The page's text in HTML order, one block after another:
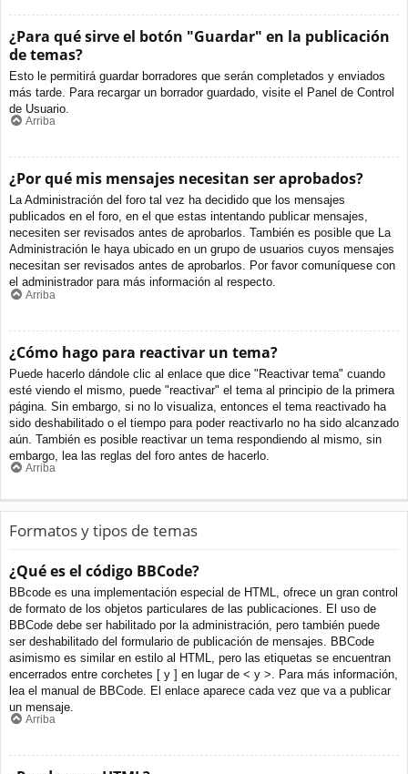
¿Para qué sirve el botón "Guardar" en la publicación
de temas?
Esto le permitirá guardar borradores que serán completados y enviados
más tarde. Para recargar un borrador guardado, visite el Panel de Control
de Usuario.
Arriba
¿Por qué mis mensajes necesitan ser aprobados?
La Administración del foro tal vez ha decidido que los mensajes
publicados en el foro, en el que estas intentando publicar mensajes,
necesiten ser revisados antes de aprobarlos. También es posible que La
Administración le haya ubicado en un grupo de usuarios cuyos mensajes
necesitan ser revisados antes de aprobarlos. Por favor comuníquese con
el administrador para más información al respecto.
Arriba
¿Cómo hago para reactivar un tema?
Puede hacerlo dándole clic al enlace que dice "Reactivar tema" cuando
esté viendo el mismo, puede "reactivar" el tema al principio de la primera
página. Sin embargo, si no lo visualiza, entonces el tema reactivado ha
sido deshabilitado o el tiempo para poder reactivarlo no ha sido alcanzado
aún. También es posible reactivar un tema respondiendo al mismo, sin
embargo, lea las reglas del foro antes de hacerlo.
Arriba
Formatos y tipos de temas
¿Qué es el código BBCode?
BBcode es una implementación especial de HTML, ofrece un gran control
de formato de los objetos particulares de las publicaciones. El uso de
BBCode debe ser habilitado por la administración, pero también puede
ser deshabilitado del formulario de publicación de mensajes. BBCode
asimismo es similar en estilo al HTML, pero las etiquetas se encuentran
encerrados entre corchetes [ y ] en lugar de < y >. Para más información,
lea el manual de BBCode. El enlace aparece cada vez que va a publicar
un mensaje.
Arriba